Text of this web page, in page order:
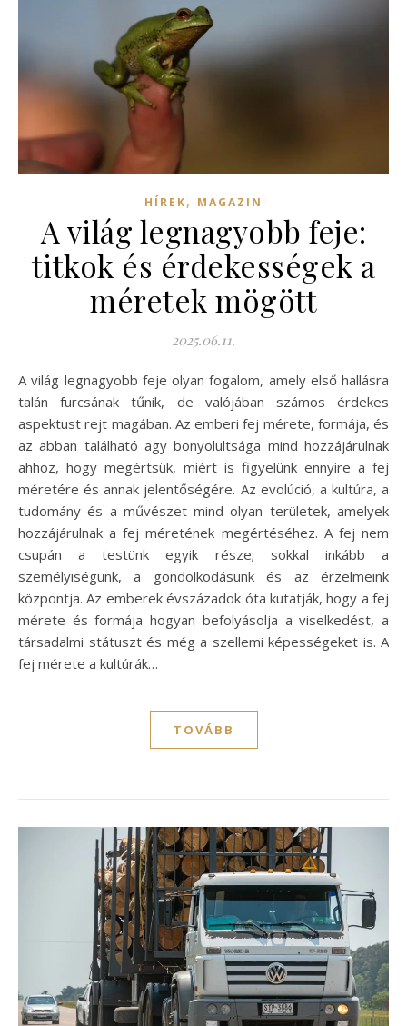
HÍREK, MAGAZIN
A világ legnagyobb feje:
titkok és érdekességek a
méretek mögött
2025.06.11.
A világ legnagyobb feje olyan fogalom, amely első hallásra
talán furcsának tűnik, de valójában számos érdekes
aspektust rejt magában. Az emberi fej mérete, formája, és
az abban található agy bonyolultsága mind hozzájárulnak
ahhoz, hogy megértsük, miért is figyelünk ennyire a fej
méretére és annak jelentőségére. Az evolúció, a kultúra, a
tudomány és a művészet mind olyan területek, amelyek
hozzájárulnak a fej méretének megértéséhez. A fej nem
csupán a testünk egyik része; sokkal inkább a
személyiségünk, a gondolkodásunk és az érzelmeink
központja. Az emberek évszázadok óta kutatják, hogy a fej
mérete és formája hogyan befolyásolja a viselkedést, a
társadalmi státuszt és még a szellemi képességeket is. A
fej mérete a kultúrák…
TOVÁBB